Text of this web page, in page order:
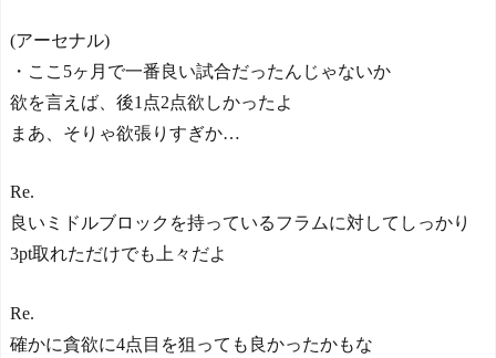
(アーセナル)
・ここ5ヶ月で一番良い試合だったんじゃないか
欲を言えば、後1点2点欲しかったよ
まあ、そりゃ欲張りすぎか…
Re.
良いミドルブロックを持っているフラムに対してしっかり
3pt取れただけでも上々だよ
Re.
確かに貪欲に4点目を狙っても良かったかもな